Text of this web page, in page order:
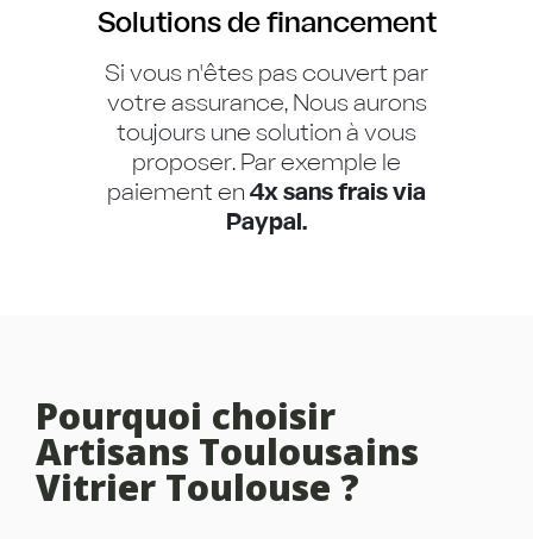
Solutions de financement
Si vous n'êtes pas couvert par
votre assurance, Nous aurons
toujours une solution à vous
proposer. Par exemple le
paiement en 4x sans frais via
Paypal.
Pourquoi choisir
Artisans Toulousains
Vitrier Toulouse ?